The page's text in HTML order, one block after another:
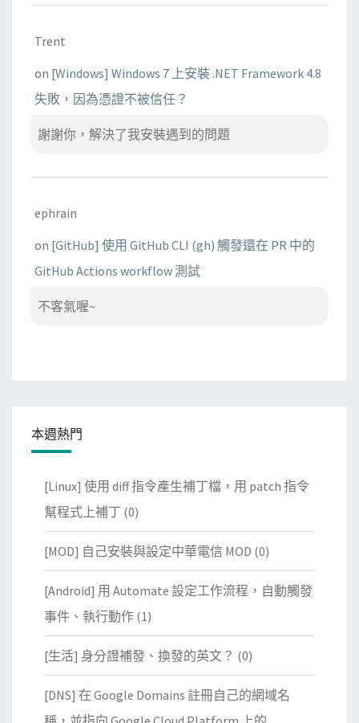
Trent
on [Windows] Windows 7 上安裝 .NET Framework 4.8
失敗，因為憑證不被信任？
謝謝你，解決了我安裝遇到的問題
ephrain
on [GitHub] 使用 GitHub CLI (gh) 觸發還在 PR 中的
GitHub Actions workflow 測試
不客氣喔~
本週熱門
[Linux] 使用 diff 指令產生補丁檔，用 patch 指令
幫程式上補丁 (0)
[MOD] 自己安裝與設定中華電信 MOD (0)
[Android] 用 Automate 設定工作流程，自動觸發
事件、執行動作 (1)
[生活] 身分證補發、換發的英文？ (0)
[DNS] 在 Google Domains 註冊自己的網域名